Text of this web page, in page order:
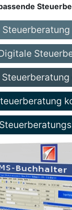
Steuerberatung
Steuerberatung